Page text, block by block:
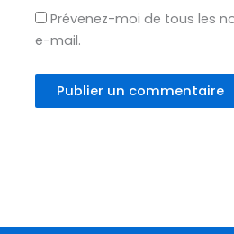
Prévenez-moi de tous les
e-mail.